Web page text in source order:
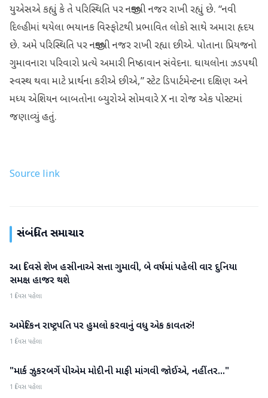
યુએસએ કહ્યું કે તે પરિસ્થિતિ પર નજીકથી નજર રાખી રહ્યું છે. “નવી
દિલ્હીમાં થયેલા ભયાનક વિસ્ફોટથી પ્રભાવિત લોકો સાથે અમારા હૃદય
છે. અમે પરિસ્થિતિ પર નજીકથી નજર રાખી રહ્યા છીએ. પોતાના પ્રિયજનો
ગુમાવનારા પરિવારો પ્રત્યે અમારી નિષ્ઠાવાન સંવેદના. ઘાયલોના ઝડપથી
સ્વસ્થ થવા માટે પ્રાર્થના કરીએ છીએ,” સ્ટેટ ડિપાર્ટમેન્ટના દક્ષિણ અને
મધ્ય એશિયન બાબતોના બ્યુરોએ સોમવારે X ના રોજ એક પોસ્ટમાં
જણાવ્યું હતું.
Source link
સંબંધિત સમાચાર
આંતરરાષ્ટ્રીય
આ દિવસે શેખ હસીનાએ સત્તા ગુમાવી, બે વર્ષમાં પહેલી વાર દુનિયા
સમક્ષ હાજર થશે
1 દિવસ પહેલા
આંતરરાષ્ટ્રીય
અમેરિકન રાષ્ટ્રપતિ પર હુમલો કરવાનું વધુ એક કાવતરું!
1 દિવસ પહેલા
આંતરરાષ્ટ્રીય
"માર્ક ઝુકરબર્ગે પીએમ મોદીની માફી માંગવી જોઈએ, નહીંતર..."
1 દિવસ પહેલા